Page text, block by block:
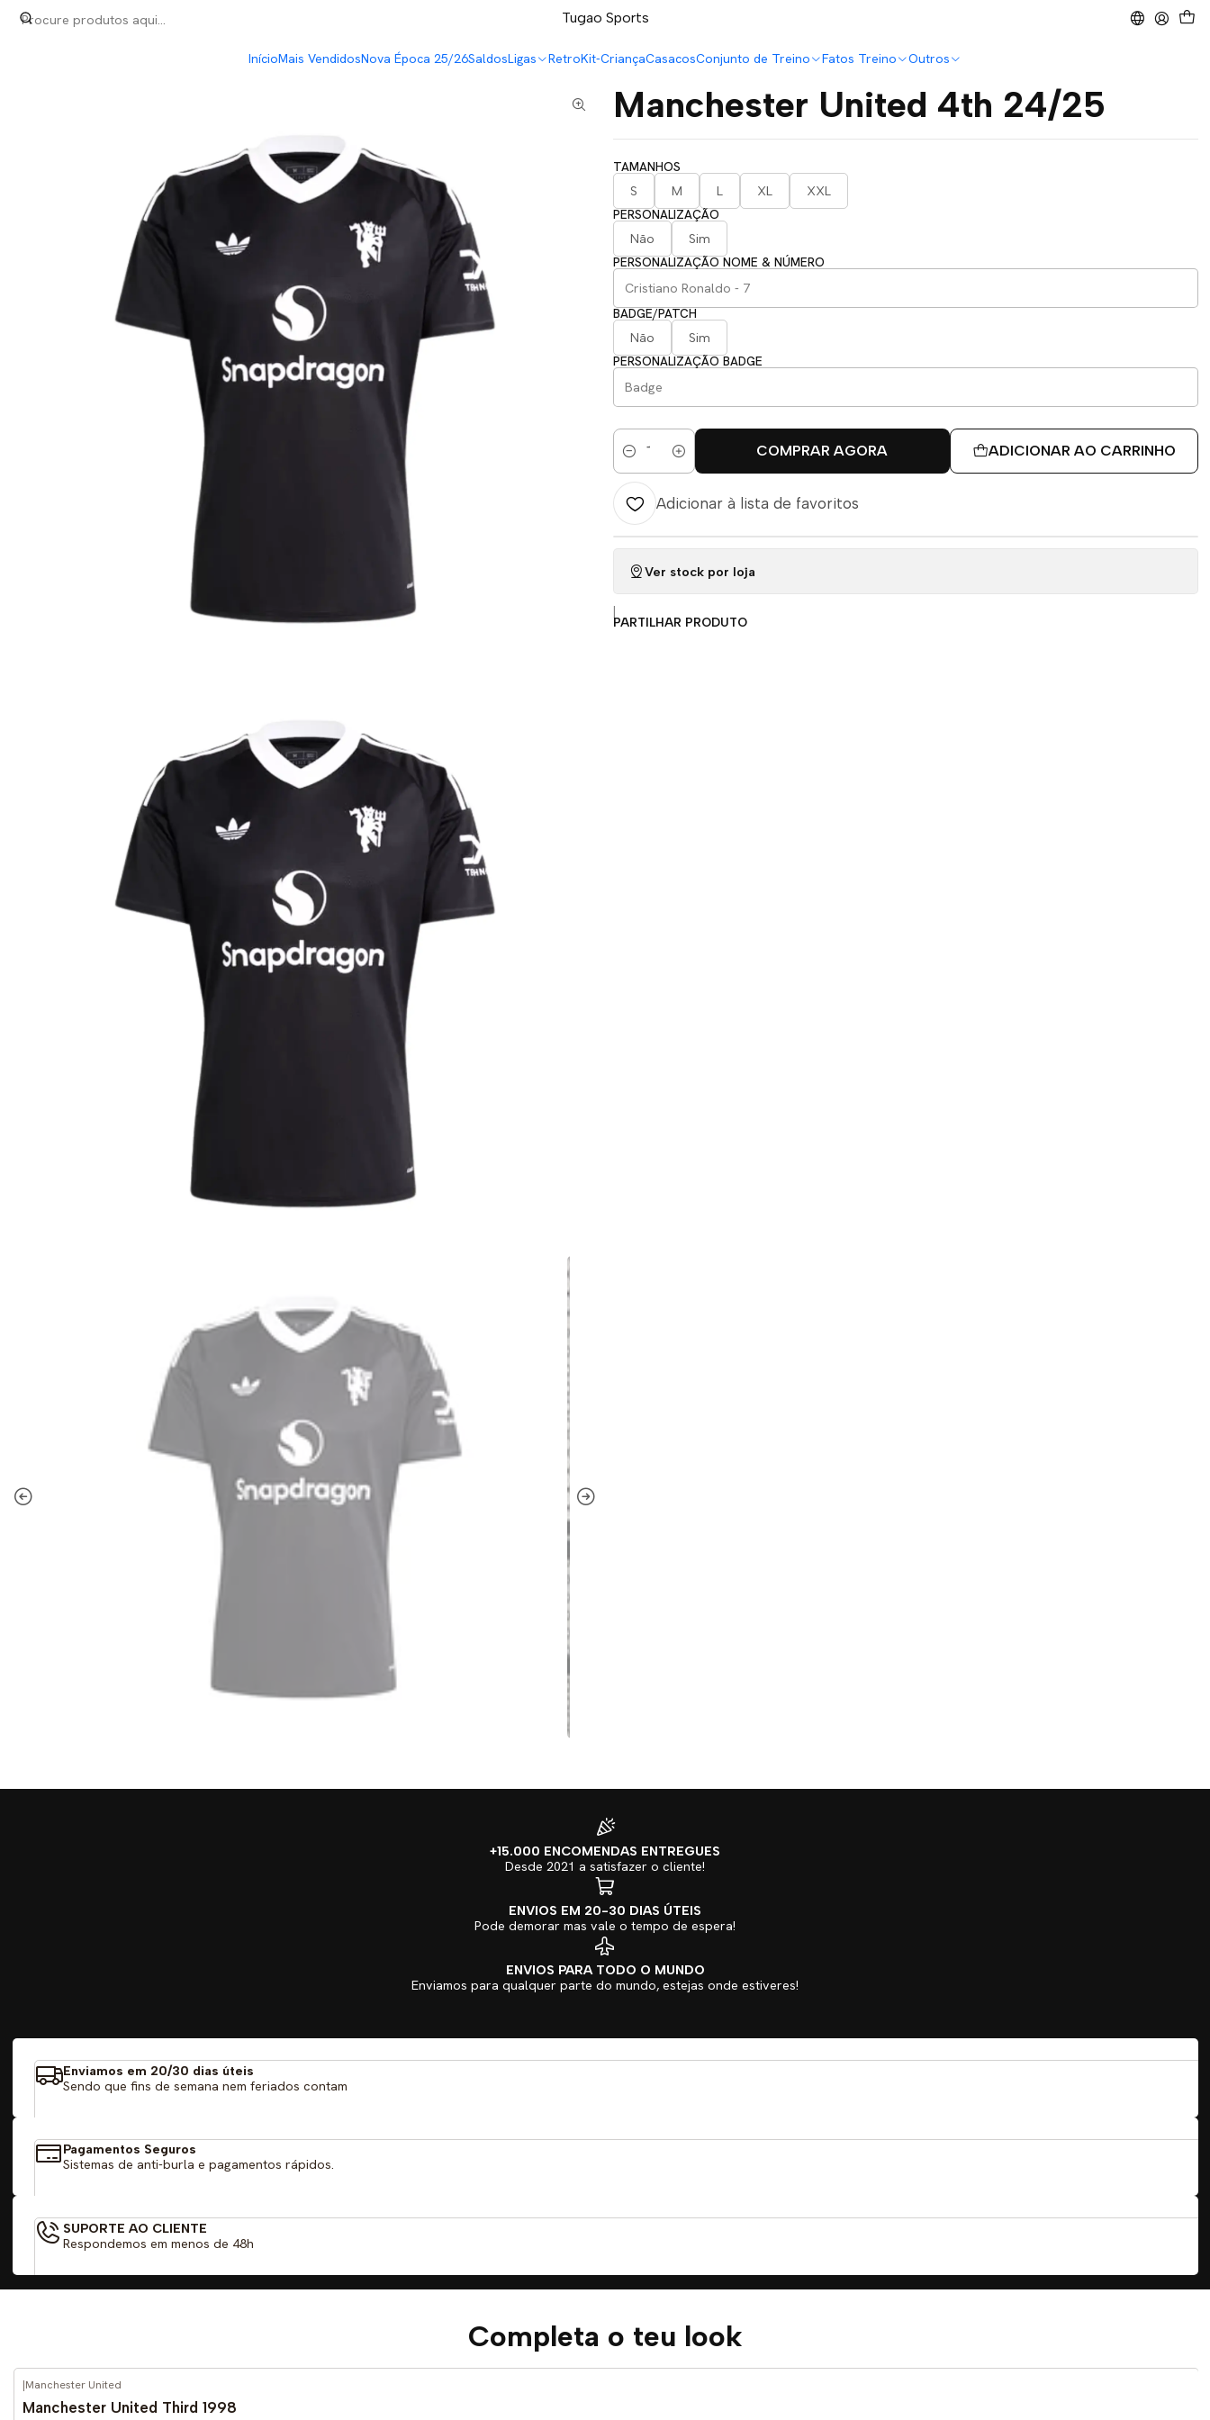
Tugao Sports
InícioMais VendidosNova Época 25/26SaldosLigas RetroKit-CriançaCasacosConjunto de Treino Fatos Treino Outros
LEVA 5 PAGA 4 NA TUGÃO
Manchester United 4th 24/25
TAMANHOS
S
M L XL
XXL
PERSONALIZAÇÃO
Não
Sim
PERSONALIZAÇÃO NOME & NÚMERO
BADGE/PATCH
Não
Sim
PERSONALIZAÇÃO BADGE
Quantidade
ADICIONAR AO CARRINHO
COMPRAR AGORA
Adicionar à lista de favoritos
Ver stock por loja
|
PARTILHAR PRODUTO
+15.000 ENCOMENDAS ENTREGUES
Desde 2021 a satisfazer o cliente!
ENVIOS EM 20-30 DIAS ÚTEIS
Pode demorar mas vale o tempo de espera!
ENVIOS PARA TODO O MUNDO
Enviamos para qualquer parte do mundo, estejas onde estiveres!
Enviamos em 20/30 dias úteis
Sendo que fins de semana nem feriados contam
Pagamentos Seguros
Sistemas de anti-burla e pagamentos rápidos.
SUPORTE AO CLIENTE
Respondemos em menos de 48h
Completa o teu look
-59% DESCONTO
|Manchester United
Manchester United Third 1998